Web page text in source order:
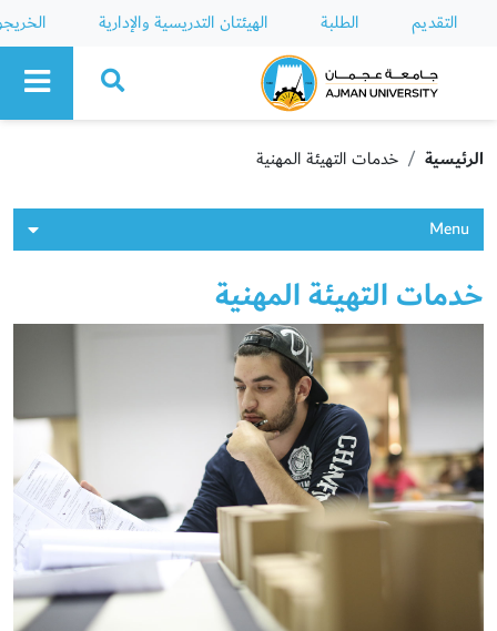
التقديم الطلبة الهيئتان التدريسية والإدارية
Ajman University
الرئيسية خدمات التهيئة المهنية
Menu
خدمات التهيئة المهنية